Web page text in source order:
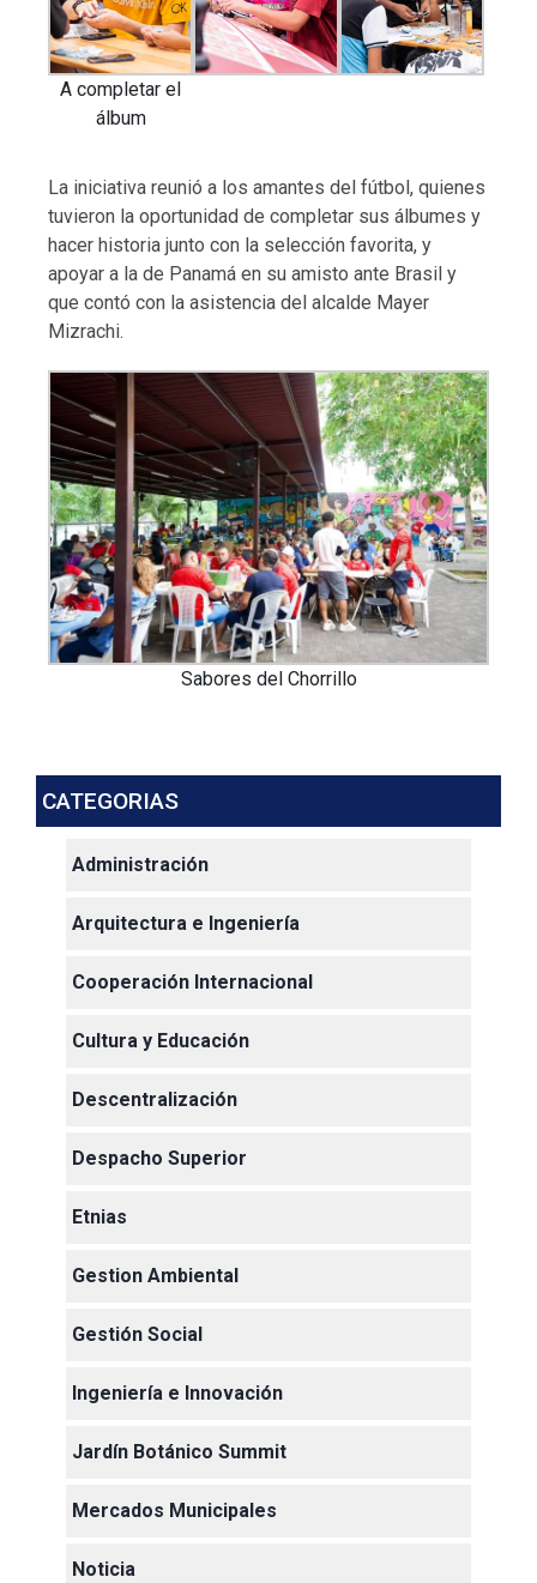
A completar el
álbum
La iniciativa reunió a los amantes del fútbol, quienes
tuvieron la oportunidad de completar sus álbumes y
hacer historia junto con la selección favorita, y
apoyar a la de Panamá en su amisto ante Brasil y
que contó con la asistencia del alcalde Mayer
Mizrachi.
Sabores del Chorrillo
CATEGORIAS
Administración
Arquitectura e Ingeniería
Cooperación Internacional
Cultura y Educación
Descentralización
Despacho Superior
Etnias
Gestion Ambiental
Gestión Social
Ingeniería e Innovación
Jardín Botánico Summit
Mercados Municipales
Noticia